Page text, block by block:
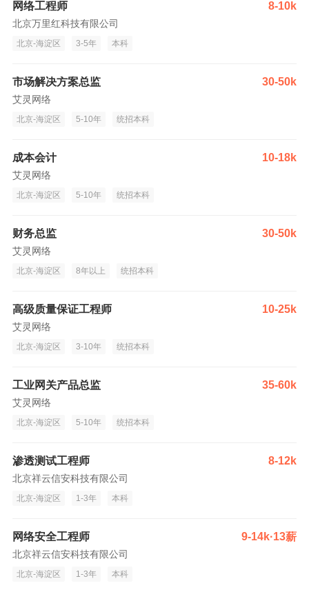
网络工程师 8-10k
北京万里红科技有限公司
北京-海淀区 3-5年 本科
市场解决方案总监 30-50k
艾灵网络
北京-海淀区 5-10年 统招本科
成本会计 10-18k
艾灵网络
北京-海淀区 5-10年 统招本科
财务总监 30-50k
艾灵网络
北京-海淀区 8年以上 统招本科
高级质量保证工程师 10-25k
艾灵网络
北京-海淀区 3-10年 统招本科
工业网关产品总监 35-60k
艾灵网络
北京-海淀区 5-10年 统招本科
渗透测试工程师 8-12k
北京祥云信安科技有限公司
北京-海淀区 1-3年 本科
网络安全工程师 9-14k·13薪
北京祥云信安科技有限公司
北京-海淀区 1-3年 本科